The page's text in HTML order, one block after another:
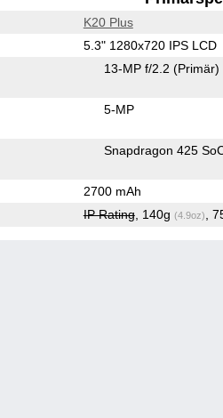
K20 Plus
5.3" 1280x720 IPS LCD
13-MP f/2.2 (Primär)
5-MP
Snapdragon 425
2700 mAh
IP Rating, 140g (4.9oz) ,